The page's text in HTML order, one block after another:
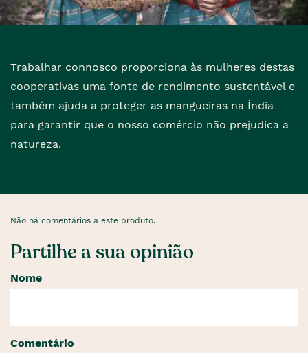
Trabalhar connosco proporciona às mulheres destas
cooperativas uma fonte de rendimento sustentável e
também ajuda a proteger as mangueiras na Índia
para garantir que o nosso comércio não prejudica a
natureza.
Não há comentários a este produto.
Partilhe a sua opinião
Nome
Comentário